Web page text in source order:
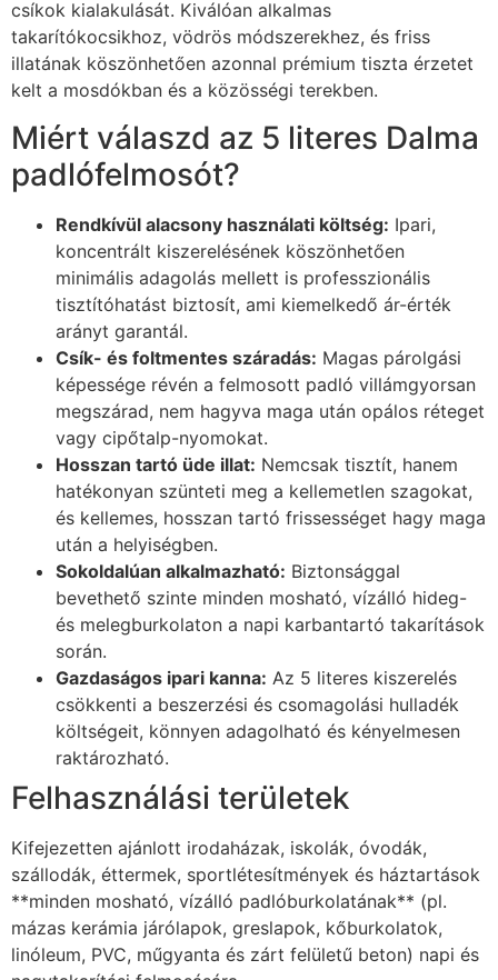
csíkok kialakulását. Kiválóan alkalmas
takarítókocsikhoz, vödrös módszerekhez, és friss
illatának köszönhetően azonnal prémium tiszta érzetet
kelt a mosdókban és a közösségi terekben.
Miért válaszd az 5 literes Dalma
padlófelmosót?
Rendkívül alacsony használati költség: Ipari,
koncentrált kiszerelésének köszönhetően
minimális adagolás mellett is professzionális
tisztítóhatást biztosít, ami kiemelkedő ár-érték
arányt garantál.
Csík- és foltmentes száradás: Magas párolgási
képessége révén a felmosott padló villámgyorsan
megszárad, nem hagyva maga után opálos réteget
vagy cipőtalp-nyomokat.
Hosszan tartó üde illat: Nemcsak tisztít, hanem
hatékonyan szünteti meg a kellemetlen szagokat,
és kellemes, hosszan tartó frissességet hagy maga
után a helyiségben.
Sokoldalúan alkalmazható: Biztonsággal
bevethető szinte minden mosható, vízálló hideg-
és melegburkolaton a napi karbantartó takarítások
során.
Gazdaságos ipari kanna: Az 5 literes kiszerelés
csökkenti a beszerzési és csomagolási hulladék
költségeit, könnyen adagolható és kényelmesen
raktározható.
Felhasználási területek
Kifejezetten ajánlott irodaházak, iskolák, óvodák,
szállodák, éttermek, sportlétesítmények és háztartások
**minden mosható, vízálló padlóburkolatának** (pl.
mázas kerámia járólapok, greslapok, kőburkolatok,
linóleum, PVC, műgyanta és zárt felületű beton) napi és